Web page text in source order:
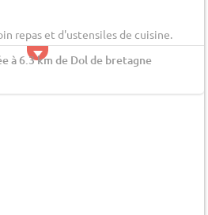
repas et d'ustensiles de cuisine.
à 6.3 km de Dol de bretagne